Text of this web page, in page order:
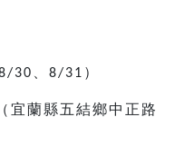
30 8/31 ）
宜蘭縣五結鄉中正路